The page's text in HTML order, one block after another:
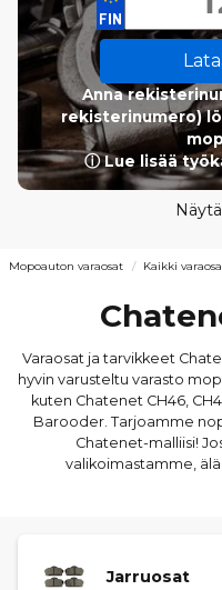
Anna
rekisterinumero)
ⓘ Lue lisää
Mopoauton varaosat Kaikki
Varaosat ja tarvikkeet
hyvin varusteltu varasto
kuten Chatenet CH46,
Barooder. Tarjoamme
Chatenet-malliisi!
valikoimastamme,
Jarruosat